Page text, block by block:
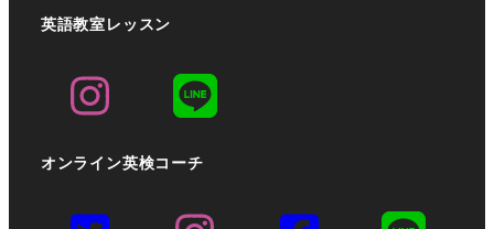
英語教室レッスン
オンライン英検コーチ